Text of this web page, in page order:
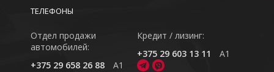
ТЕЛЕФОНЫ
Отдел продажи
автомобилей:
+375 29 658 26 88
A1
Кредит / лизинг:
+375 29 603 13 11
A1